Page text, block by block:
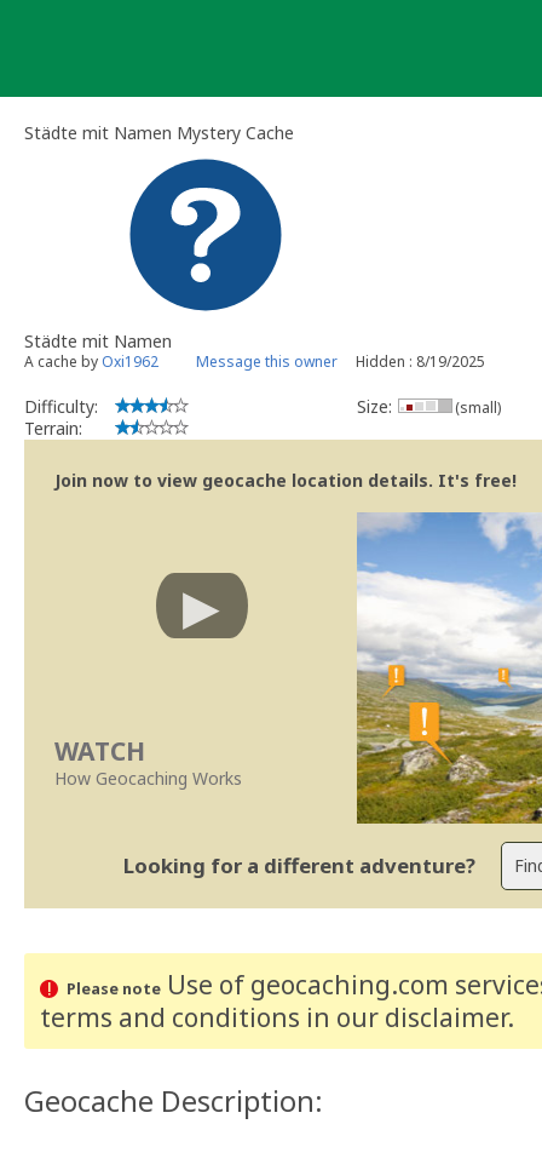
Städte mit Namen Mystery Cache
Städte mit Namen
A cache by Oxi1962 Message this owner Hidden : 8/19/2025
Difficulty:
Terrain:
Size: (small)
Join now to view geocache location details. It's free!
WATCH
How Geocaching Works
Looking for a different adventure?
Please noteUse of geocaching.com
terms and conditions in our disclaimer.
Geocache Description: